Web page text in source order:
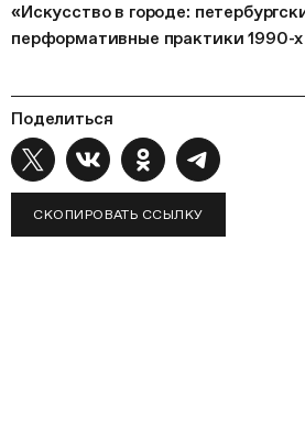
«Искусство в городе:
перформативные практики 1990-х
Поделиться
СКОПИРОВАТЬ ССЫЛКУ